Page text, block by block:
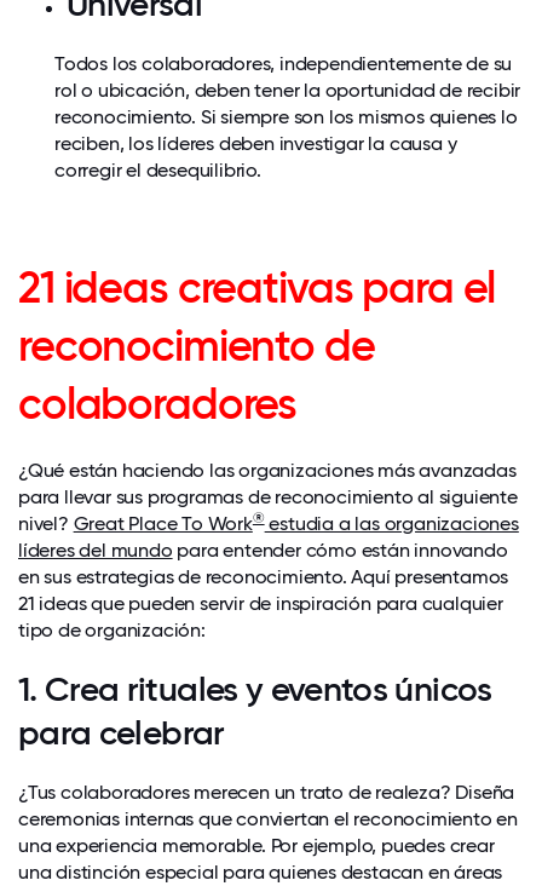
Todos los colaboradores, independientemente de su
rol o ubicación, deben tener la oportunidad de recibir
reconocimiento. Si siempre son los mismos quienes lo
reciben, los líderes deben investigar la causa y
corregir el desequilibrio.
21 ideas creativas para el
reconocimiento de
colaboradores
¿Qué están haciendo las organizaciones más avanzadas
para llevar sus programas de reconocimiento al siguiente
nivel? Great Place To Work®estudia a las organizaciones
líderes del mundo para entender cómo están innovando
en sus estrategias de reconocimiento. Aquí presentamos
21 ideas que pueden servir de inspiración para cualquier
tipo de organización:
1. Crea rituales y eventos únicos
para celebrar
¿Tus colaboradores merecen un trato de realeza? Diseña
ceremonias internas que conviertan el reconocimiento en
una experiencia memorable. Por ejemplo, puedes crear
una distinción especial para quienes destacan en áreas